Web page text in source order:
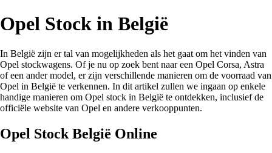
Opel Stock in België
In België zijn er tal van mogelijkheden als het gaat om het vinden van
Opel stockwagens. Of je nu op zoek bent naar een Opel Corsa, Astra
of een ander model, er zijn verschillende manieren om de voorraad van
Opel in België te verkennen. In dit artikel zullen we ingaan op enkele
handige manieren om Opel stock in België te ontdekken, inclusief de
officiële website van Opel en andere verkooppunten.
Opel Stock België Online